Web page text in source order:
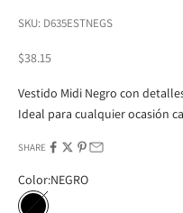
SKU: D635ESTNEGS
Sale price
$38.15
Vestido Midi Negro con
Ideal para cualquier ocasión
SHARE
Color:NEGRO